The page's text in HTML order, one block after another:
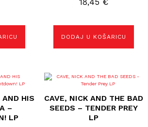
18,45 €
DODAJ U KOŠARICU
HIS
–
LP
CAVE, NICK AND THE BAD
SEEDS – TENDER PREY
LP